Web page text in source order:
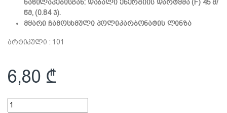
ნაწილაკებისგან: დაბალი ენერგიის დარტყმა (F) 45 მ/
წმ, (0.84 ჯ).
მყარი ჩამოსხმული პოლიკარბონატის ლინზა
არტიკული : 101
6,80 ₾
დამცავი სათვალე ,,იდეალი" (გამჭვირვალე) quantity